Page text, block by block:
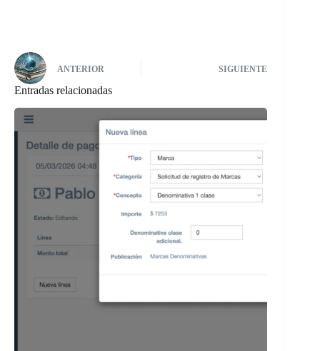
ANTERIOR SIGUIENTE
Entradas relacionadas